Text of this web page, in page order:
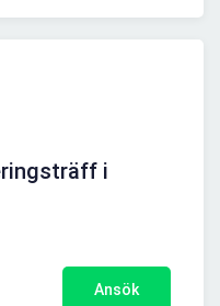
i
Ansök